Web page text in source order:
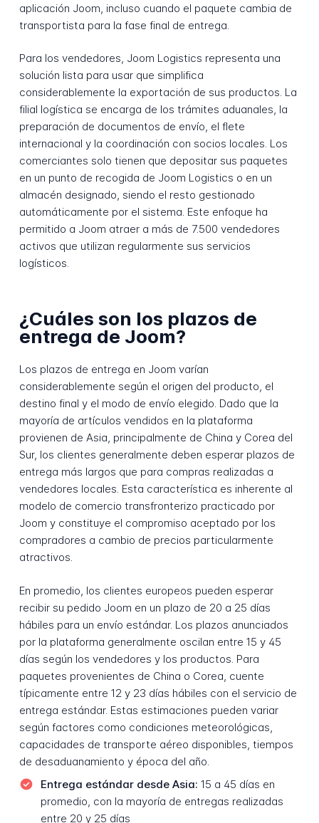
aplicación Joom, incluso cuando el paquete cambia de
transportista para la fase final de entrega.
Para los vendedores, Joom Logistics representa una
solución lista para usar que simplifica
considerablemente la exportación de sus productos. La
filial logística se encarga de los trámites aduanales, la
preparación de documentos de envío, el flete
internacional y la coordinación con socios locales. Los
comerciantes solo tienen que depositar sus paquetes
en un punto de recogida de Joom Logistics o en un
almacén designado, siendo el resto gestionado
automáticamente por el sistema. Este enfoque ha
permitido a Joom atraer a más de 7.500 vendedores
activos que utilizan regularmente sus servicios
logísticos.
¿Cuáles son los plazos de
entrega de Joom?
Los plazos de entrega en Joom varían
considerablemente según el origen del producto, el
destino final y el modo de envío elegido. Dado que la
mayoría de artículos vendidos en la plataforma
provienen de Asia, principalmente de China y Corea del
Sur, los clientes generalmente deben esperar plazos de
entrega más largos que para compras realizadas a
vendedores locales. Esta característica es inherente al
modelo de comercio transfronterizo practicado por
Joom y constituye el compromiso aceptado por los
compradores a cambio de precios particularmente
atractivos.
En promedio, los clientes europeos pueden esperar
recibir su pedido Joom en un plazo de 20 a 25 días
hábiles para un envío estándar. Los plazos anunciados
por la plataforma generalmente oscilan entre 15 y 45
días según los vendedores y los productos. Para
paquetes provenientes de China o Corea, cuente
típicamente entre 12 y 23 días hábiles con el servicio de
entrega estándar. Estas estimaciones pueden variar
según factores como condiciones meteorológicas,
capacidades de transporte aéreo disponibles, tiempos
de desaduanamiento y época del año.
Entrega estándar desde Asia: 15 a 45 días en
promedio, con la mayoría de entregas realizadas
entre 20 y 25 días